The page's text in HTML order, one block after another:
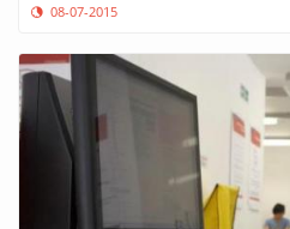
08-07-2015